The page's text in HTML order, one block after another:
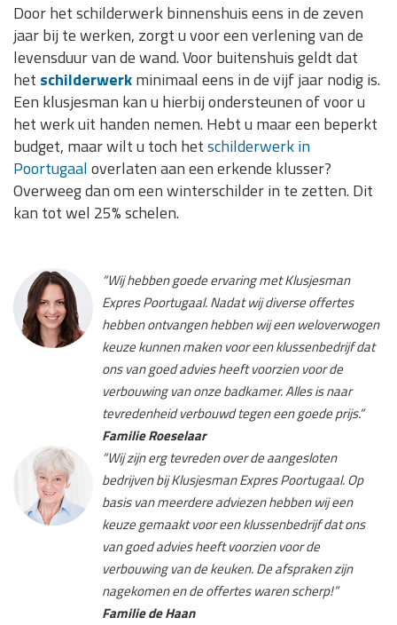
Door het schilderwerk binnenshuis eens in de zeven
jaar bij te werken, zorgt u voor een verlening van de
levensduur van de wand. Voor buitenshuis geldt dat
het schilderwerkminimaal eens in de vijf jaar nodig is.
Een klusjesman kan u hierbij ondersteunen of voor u
het werk uit handen nemen. Hebt u maar een beperkt
budget, maar wilt u toch hetschilderwerk in
Poortugaaloverlaten aan een erkende klusser?
Overweeg dan om een winterschilder in te zetten. Dit
kan tot wel 25% schelen.
“Wij hebben goede ervaring met Klusjesman
Expres Poortugaal. Nadat wij diverse offertes
hebben ontvangen hebben wij een weloverwogen
keuze kunnen maken voor een klussenbedrijf dat
ons van goed advies heeft voorzien voor de
verbouwing van onze badkamer. Alles is naar
tevredenheid verbouwd tegen een goede prijs.”
Familie Roeselaar
“Wij zijn erg tevreden over de aangesloten
bedrijven bij Klusjesman Expres Poortugaal. Op
basis van meerdere adviezen hebben wij een
keuze gemaakt voor een klussenbedrijf dat ons
van goed advies heeft voorzien voor de
verbouwing van de keuken. De afspraken zijn
nagekomen en de offertes waren scherp!”
Familie de Haan